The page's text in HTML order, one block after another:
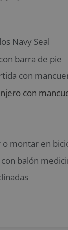
Navy Seal
barra de pie
con
con
o montar en
balón